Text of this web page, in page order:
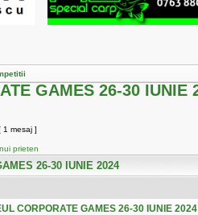
GAMES 26-30 IUNIE
1 mesaj ]
prieten
26-30 IUNIE 2024
CORPORATE GAMES 26-30 IUNIE 2024